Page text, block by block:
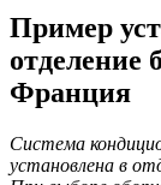
Пример
отделение
Франция
Система
установлена в